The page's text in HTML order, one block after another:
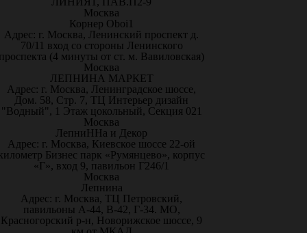
Москва
Корнер Oboi1
Адрес: г. Москва, Ленинский проспект д.
70/11 вход со стороны Ленинского
(4 минуты от ст. м. Вавиловская)
Москва
ЛЕПНИНА МАРКЕТ
Адрес: г. Москва, Ленинградское шоссе,
Дом. 58, Стр. 7, ТЦ Интерьер дизайн
"Водный", 1 Этаж цокольный, Секция 021
Москва
ЛепниННа и Декор
Адрес: г. Москва, Киевское шоссе 22-ой
Бизнес парк «Румянцево», корпус
«Г», вход 9, павильон Г246/1
Москва
Лепнина
Адрес: г. Москва, ТЦ Петровский,
павильоны А-44, В-42, Г-34. МО,
Красногорский р-н, Новорижское шоссе, 9